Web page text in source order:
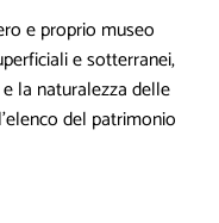
e proprio museo
e sotterranei,
la naturalezza delle
del patrimonio